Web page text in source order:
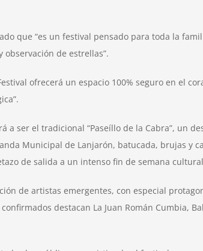
que “es un festival pensado para toda la
de estrellas”.
ofrecerá un espacio 100% seguro en el
a ser el tradicional “Paseíllo de la Cabra”, un
Municipal de Lanjarón, batucada, brujas y
de salida a un intenso fin de semana
de artistas emergentes, con especial
destacan La Juan Román Cumbia,